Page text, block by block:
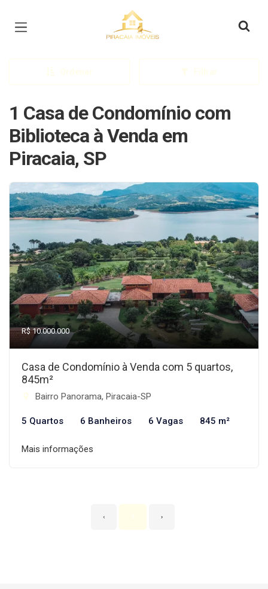
Página inicial
Ordenar Filtrar
1 Casa de Condomínio com
Biblioteca à Venda em
Piracaia, SP
R$ 10.000.000
Casa de Condomínio à Venda com 5 quartos,
845m²
Bairro Panorama, Piracaia-SP
5 Quartos 6 Banheiros 6 Vagas 845 m²
Mais informações
‹ 1 ›